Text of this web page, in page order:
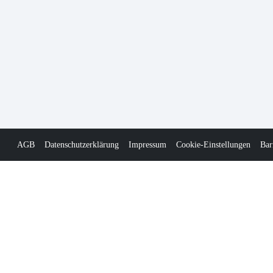
AGB Datenschutzerklärung Impressum Cookie-Einstellungen